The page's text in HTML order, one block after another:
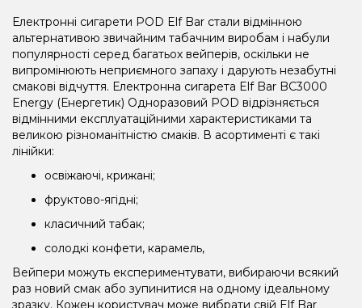
Електронні сигарети POD Elf Bar стали відмінною
альтернативою звичайним табачним виробам і набули
популярності серед багатьох вейперів, оскільки не
випромінюють неприємного запаху і дарують незабутні
смакові відчуття. Електронна сигарета Elf Bar BC3000
Energy (Енергетик) Одноразовий POD відрізняється
відмінними експлуатаційними характеристиками та
великою різноманітністю смаків. В асортименті є такі
лінійки:
освіжаючі, крижані;
фруктово-ягідні;
класичний табак;
солодкі конфети, карамель,
Вейпери можуть експериментувати, вибираючи всякий
раз новий смак або зупинитися на одному ідеальному
зразку. Кожен користувач може вибрати свій Elf Bar